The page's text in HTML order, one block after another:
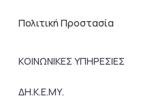
Πολιτική Προστασία
ΚΟΙΝΩΝΙΚΕΣ ΥΠΗΡΕΣΙΕΣ
ΔΗ.Κ.Ε.ΜΥ.